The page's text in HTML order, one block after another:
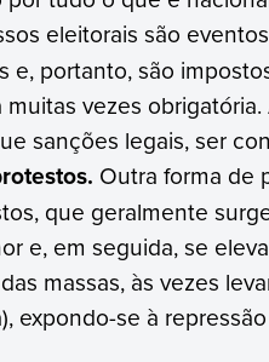
eleitorais são
e, portanto, são
vezes
sanções legais, ser
Outra forma de
que geralmente
e, em seguida, se
massas, às vezes
expondo-se à